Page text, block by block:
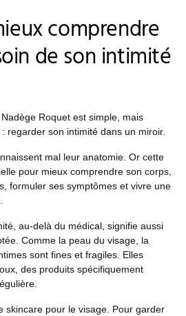
comprendre
de son intimité
Roquet est simple, mais
regarder son intimité dans un miroir.
mal leur anatomie. Or cette
pour mieux comprendre son corps,
formuler ses symptômes et vivre une
au-delà du médical, signifie aussi
Comme la peau du visage, la
sont fines et fragiles. Elles
des produits spécifiquement
skincare pour le visage. Pour garder